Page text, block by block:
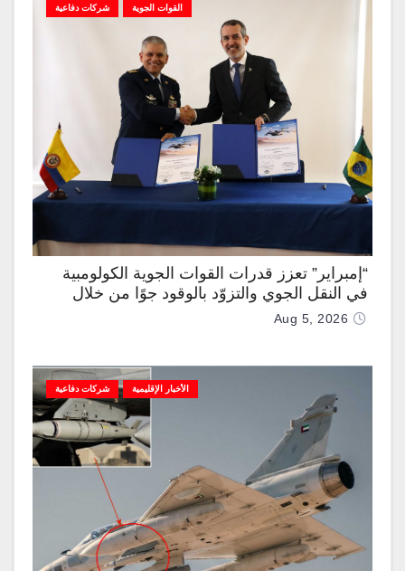
القوات الجوية شركات دفاعية
“إمبراير” تعزز قدرات القوات الجوية الكولومبية
في النقل الجوي والتزوّد بالوقود جوًا من خلال
تزويدها بطائرتي “كيه سي-390 ميلينيوم”
Aug 5, 2026
الأخبار الإقليمية شركات دفاعية